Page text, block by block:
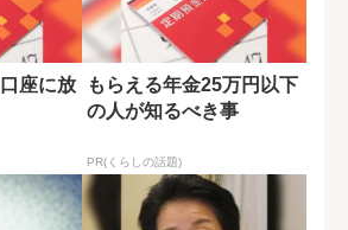
座に放
もらえる年金25万円以下
の人が知るべき事
PR(くらしの話題)